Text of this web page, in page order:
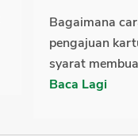
Bagaimana
pengajuan
syarat
Baca Lagi